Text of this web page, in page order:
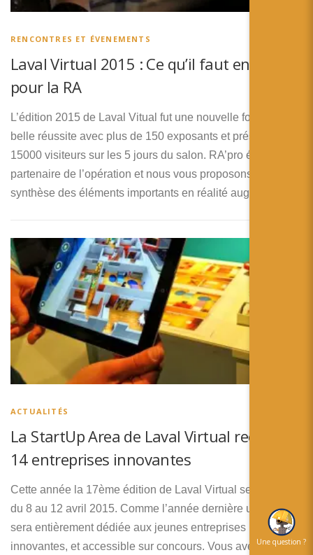
Español
RENCONTRES ET ÉVENEMENTS
Laval Virtual 2015 : Ce qu’il faut en retenir
pour la RA
L’édition 2015 de Laval Vitual fut une nouvelle fois une
belle réussite avec plus de 150 exposants et prés de
15000 visiteurs sur les 5 jours du salon. RA’pro était
partenaire de l’opération et nous vous proposons notre
synthèse des éléments importants en réalité augmentée.
ACTUALITÉS
La StartUp Area de Laval Virtual recherche
14 entreprises innovantes
Cette année la 17ème édition de Laval Virtual se tiendra
du 8 au 12 avril 2015. Comme l’année dernière une zone
sera entièrement dédiée aux jeunes entreprises
innovantes, et accessible sur concours. Vous avezUne question ?